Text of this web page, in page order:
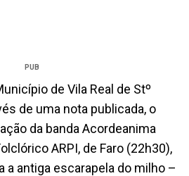
PUB
de Vila Real de Stº
de uma nota publicada, o
da banda Acordeanima
ARPI, de Faro (22h30),
a antiga escarapela do milho –